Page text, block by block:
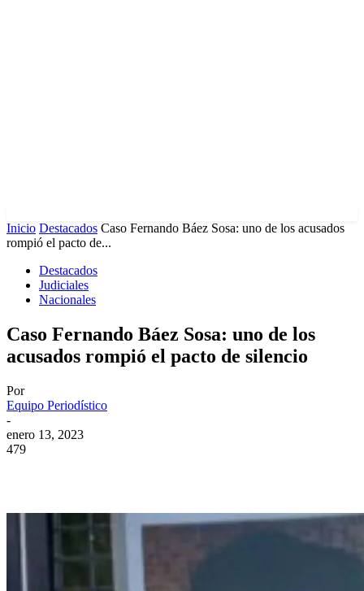
Inicio Destacados Caso Fernando Báez Sosa: uno de los acusados
rompió el pacto de...
Destacados
Judiciales
Nacionales
Caso Fernando Báez Sosa: uno de los
acusados rompió el pacto de silencio
Por
Equipo Periodístico
-
enero 13, 2023
479